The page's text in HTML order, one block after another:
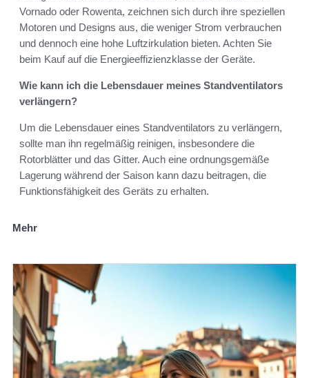
Vornado oder Rowenta, zeichnen sich durch ihre speziellen
Motoren und Designs aus, die weniger Strom verbrauchen
und dennoch eine hohe Luftzirkulation bieten. Achten Sie
beim Kauf auf die Energieeffizienzklasse der Geräte.
Wie kann ich die Lebensdauer meines Standventilators
verlängern?
Um die Lebensdauer eines Standventilators zu verlängern,
sollte man ihn regelmäßig reinigen, insbesondere die
Rotorblätter und das Gitter. Auch eine ordnungsgemäße
Lagerung während der Saison kann dazu beitragen, die
Funktionsfähigkeit des Geräts zu erhalten.
Mehr